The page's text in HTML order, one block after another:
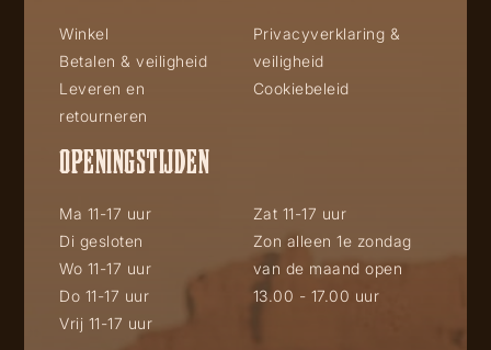
Winkel
Betalen & veiligheid
Leveren en
retourneren
Privacyverklaring &
veiligheid
Cookiebeleid
OPENINGSTIJDEN
Ma 11-17 uur
Di gesloten
Wo 11-17 uur
Do 11-17 uur
Vrij 11-17 uur
Zat 11-17 uur
Zon alleen 1e zondag
van de maand open
13.00 - 17.00 uur